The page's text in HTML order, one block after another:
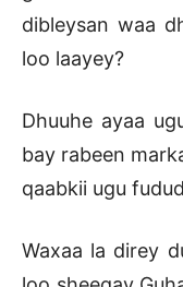
dibleysan waa
loo laayey?
Dhuuhe ayaa
bay rabeen
qaabkii ugu
Waxaa la direy